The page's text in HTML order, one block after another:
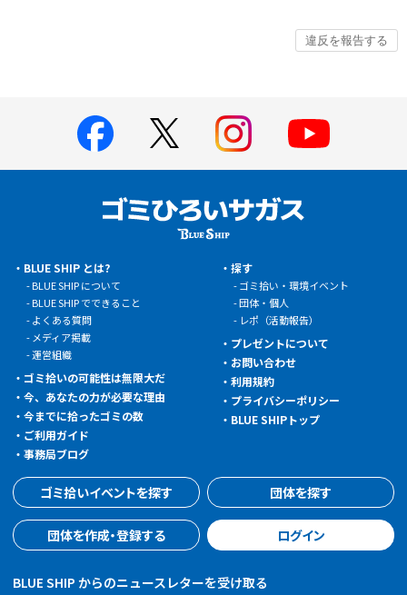
BLUE SHIP とは?
BLUE SHIP について
BLUE SHIP でできること
よくある質問
メディア掲載
運営組織
ゴミ拾いの可能性は無限大だ
今、あなたの力が必要な理由
今までに拾ったゴミの数
ご利用ガイド
事務局ブログ
探す
ゴミ拾い・環境イベント
団体・個人
レポ（活動報告）
プレゼントについて
お問い合わせ
利用規約
プライバシーポリシー
BLUE SHIPトップ
ゴミ拾いイベントを探す 団体を探す
団体を作成・登録する ログイン
BLUE SHIP からのニュースレターを受け取る